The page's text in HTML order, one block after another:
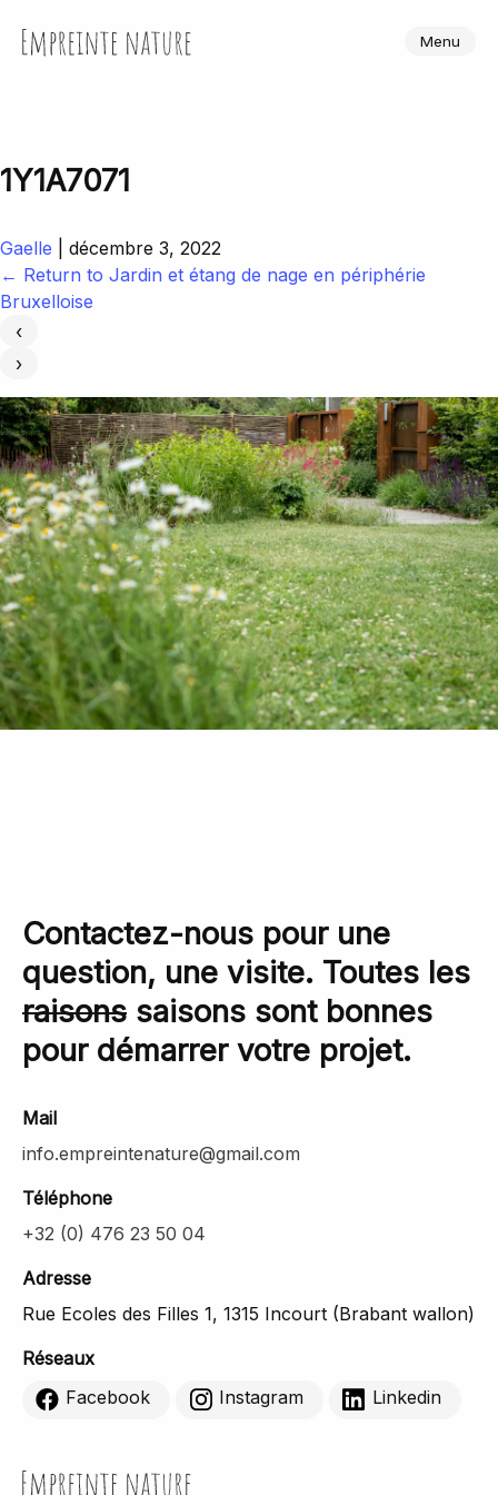
Empreinte Nature Menu
1Y1A7071
Gaelle
décembre 3, 2022
← Return to Jardin et étang de nage en périphérie
Bruxelloise
‹
›
Contactez-nous pour une
question, une visite. Toutes les
raisons saisons sont bonnes
pour démarrer votre projet.
Mail
info.empreintenature@gmail.com
Téléphone
+32 (0) 476 23 50 04
Adresse
Rue Ecoles des Filles 1, 1315 Incourt (Brabant wallon)
Réseaux
Facebook
Instagram Linkedin